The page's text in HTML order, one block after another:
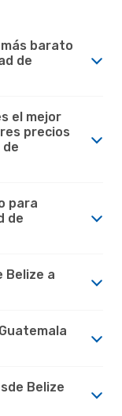
barato
de
el mejor
precios
de
para
de
Belize a
Belize